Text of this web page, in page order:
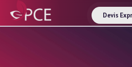
Devis